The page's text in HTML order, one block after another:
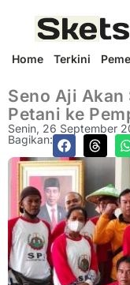
Home Terkini
Seno Aji
Petani ke
Senin, 26 September
Bagikan: